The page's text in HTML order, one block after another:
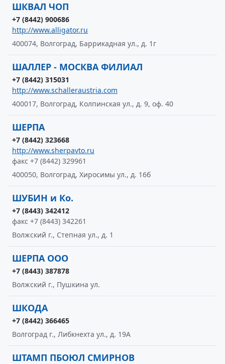
ШКВАЛ ЧОП
+7 (8442) 900686
http://www.alligator.ru
400074, Волгоград, Баррикадная ул., д. 1г
ШАЛЛЕР - МОСКВА ФИЛИАЛ
+7 (8442) 315031
http://www.schalleraustria.com
400017, Волгоград, Колпинская ул., д. 9, оф. 40
ШЕРПА
+7 (8442) 323668
http://www.sherpavto.ru
факс +7 (8442) 329961
400050, Волгоград, Хиросимы ул., д. 16б
ШУБИН и Ко.
+7 (8443) 342412
факс +7 (8443) 342261
Волжский г., Степная ул., д. 1
ШЕРПА ООО
+7 (8443) 387878
Волжский г., Пушкина ул.
ШКОДА
+7 (8442) 366465
Волгоград г., Либкнехта ул., д. 19А
ШТАМП ПБОЮЛ СМИРНОВ